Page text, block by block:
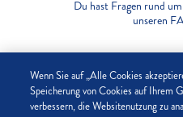
Du hast Fragen rund
unseren
Wenn Sie auf „Alle Cookies
Speicherung von Cookies auf Ihrem
verbessern, die Websitenutzung zu